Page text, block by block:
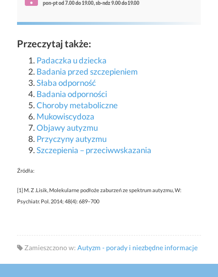
Przeczytaj także:
Padaczka u dziecka
Badania przed szczepieniem
Słaba odporność
Badania odporności
Choroby metaboliczne
Mukowiscydoza
Objawy autyzmu
Przyczyny autyzmu
Szczepienia – przeciwwskazania
Źródła:
[1] M. Z .Lisik, Molekularne podłoże zaburzeń ze spektrum autyzmu, W:
Psychiatr. Pol. 2014; 48(4): 689–700
Zamieszczono w: Autyzm - porady i niezbędne informacje